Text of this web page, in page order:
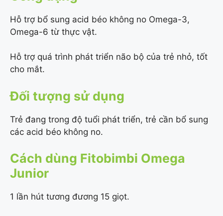
Hỗ trợ bổ sung acid béo không no Omega-3,
Omega-6 từ thực vật.
Hỗ trợ quá trình phát triển não bộ của trẻ nhỏ, tốt
cho mắt.
Đối tượng sử dụng
Trẻ đang trong độ tuổi phát triển, trẻ cần bổ sung
các acid béo không no.
Cách dùng Fitobimbi Omega
Junior
1 lần hút tương đương 15 giọt.